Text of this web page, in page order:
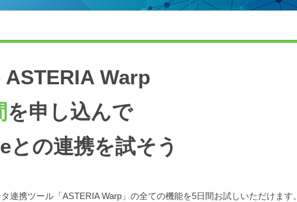
ASTERIA Warp
を申し込んで
との連携を試そう
連携ツール「ASTERIA Warp」の全ての機能を5日間お試しいただけます。